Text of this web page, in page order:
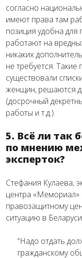
согласно
имеют права там
позиция удобна для
работают на
никаких
не требуется.
существовали
женщин, решаются
(досрочный
работы и т.д.).
5. Всё ли так
по мнению
эксперток?
Стефания Кулаева,
центра
правозащитному
ситуацию в
“Надо отдать
гражданскому